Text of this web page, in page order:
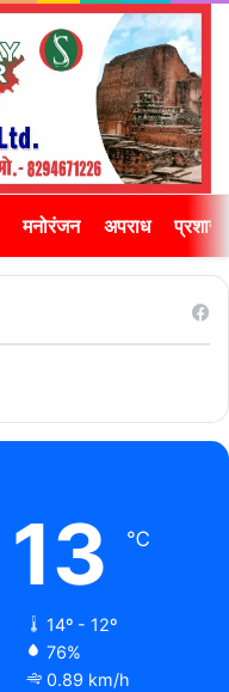
मनोरंजन अपराध
13 ℃
14º - 12º
76%
0.89 km/h